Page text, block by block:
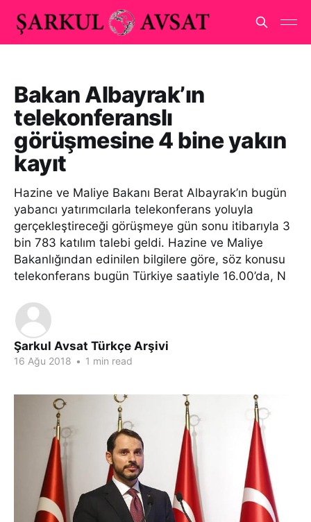
Bakan Albayrak’ın
telekonferanslı
görüşmesine 4 bine yakın
kayıt
Hazine ve Maliye Bakanı Berat Albayrak’ın bugün
yabancı yatırımcılarla telekonferans yoluyla
gerçekleştireceği görüşmeye gün sonu itibarıyla 3
bin 783 katılım talebi geldi. Hazine ve Maliye
Bakanlığından edinilen bilgilere göre, söz konusu
telekonferans bugün Türkiye saatiyle 16.00’da, N
Şarkul Avsat Türkçe Arşivi
16 Ağu 2018 • 1 min read